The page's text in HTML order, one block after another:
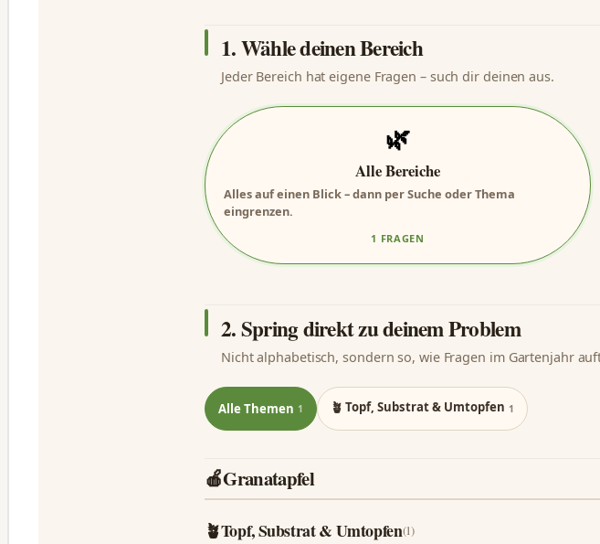
1. Wähle deinen Bereich
Jeder Bereich hat eigene Fragen – such dir deinen aus.
🌿
Alle Bereiche
Alles auf einen Blick – dann per Suche oder Thema
eingrenzen.
1 FRAGEN
2. Spring direkt zu deinem Problem
Nicht alphabetisch, sondern so, wie Fragen im Gartenjahr
Alle Themen 1 🪴 Topf, Substrat & Umtopfen 1
🍎Granatapfel
🪴Topf, Substrat & Umtopfen(1)